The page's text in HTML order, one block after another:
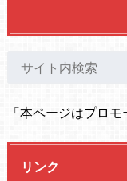
「本ページはプロ
リンク